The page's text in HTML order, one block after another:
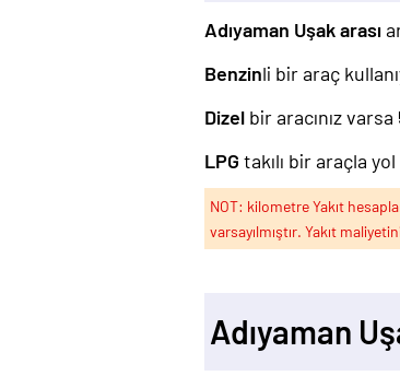
Adıyaman Uşak arası
Benzinli bir araç
Dizel bir aracınız varsa
LPG takılı bir araçla yol
NOT: kilometre Yakıt
varsayılmıştır. Yakıt
Adıyaman